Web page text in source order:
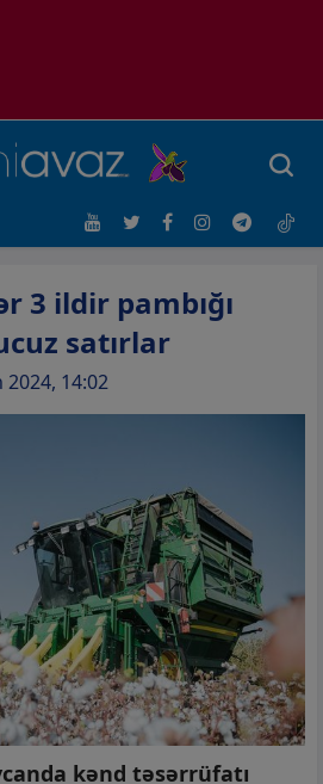
3 ildir pambığı
satırlar
2024, 14:02
kənd təsərrüfatı